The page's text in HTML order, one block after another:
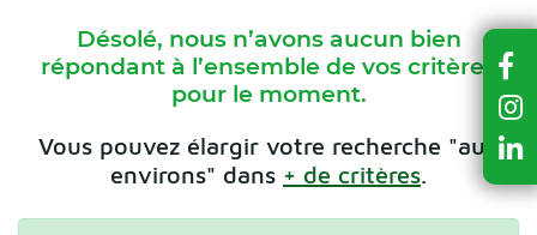
Désolé, nous n’avons aucun bien
répondant à l’ensemble de vos critères
pour le moment.
Vous pouvez élargir votre recherche "aux
environs" dans + de critères.